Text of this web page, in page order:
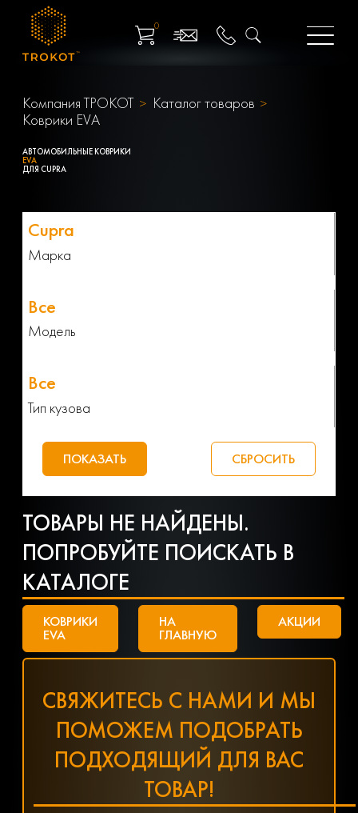
0
Компания ТРОКОТ
Каталог товаров
Коврики EVA
АВТОМОБИЛЬНЫЕ КОВРИКИ
EVA
ДЛЯ CUPRA
Марка
Модель
Тип кузова
ТОВАРЫ НЕ НАЙДЕНЫ.
ПОПРОБУЙТЕ ПОИСКАТЬ В
КАТАЛОГЕ
КОВРИКИ
EVA
НА
ГЛАВНУЮ
АКЦИИ
СВЯЖИТЕСЬ С НАМИ И МЫ
ПОМОЖЕМ ПОДОБРАТЬ
ПОДХОДЯЩИЙ ДЛЯ ВАС
ТОВАР!